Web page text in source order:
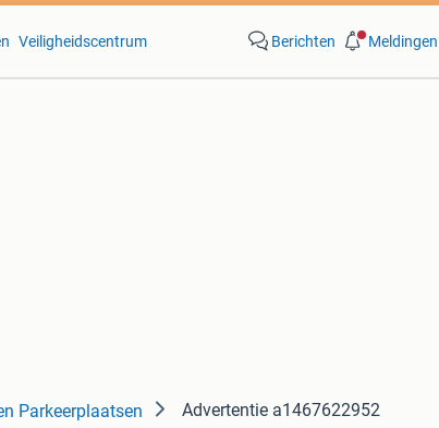
Veiligheidscentrum Berichten Meldingen
Parkeerplaatsen Advertentie a1467622952